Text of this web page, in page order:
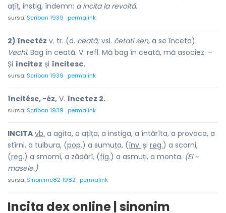
ațîț, instig, îndemn: a incita la revoltă.
sursa: Scriban 1939 permalink
2) încetéz v. tr. (d. ceată;vsl. četati sen, a se înceta).
Vechĭ. Bag în ceată. V. refl. Mă bag în ceată, mă asociez. –
Și încitez și încitesc.
sursa: Scriban 1939 permalink
încitésc, -éz, V. încetez 2.
sursa: Scriban 1939 permalink
INCITA vb. a agita, a ațîța, a instiga, a întărîta, a provoca, a
stîrni, a tulbura, (pop.) a sumuța, (înv. și reg.) a scorni,
(reg.) a smomi, a zădărî, (fig.) a asmuți, a monta. (El ~
masele.)
sursa: Sinonime82 1982 permalink
Incita dex online | sinonim